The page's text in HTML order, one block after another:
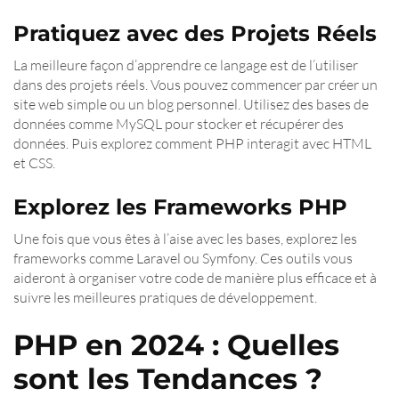
Pratiquez avec des Projets Réels
La meilleure façon d’apprendre ce langage est de l’utiliser
dans des projets réels. Vous pouvez commencer par créer un
site web simple ou un blog personnel. Utilisez des bases de
données comme MySQL pour stocker et récupérer des
données. Puis explorez comment PHP interagit avec HTML
et CSS.
Explorez les Frameworks PHP
Une fois que vous êtes à l’aise avec les bases, explorez les
frameworks comme Laravel ou Symfony. Ces outils vous
aideront à organiser votre code de manière plus efficace et à
suivre les meilleures pratiques de développement.
PHP en 2024 : Quelles
sont les Tendances ?